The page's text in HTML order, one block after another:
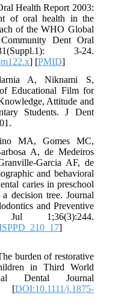
Health Report 2003:
of oral health in the
of the WHO Global
Community Dent Oral
3-24.
] [PMID
A, Niknami S,
Educational Film for
Attitude and
Students. J Dent
MA, Gomes MC,
A, de Medeiros
Garcia AF, de
and behavioral
caries in preschool
a decision tree. Journal
and Preventive
Jul 1;36(3):244.
burden of restorative
in Third World
Dental Journal
[DOI:10.1111/j.1875-